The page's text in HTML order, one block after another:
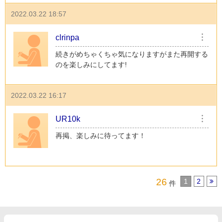
2022.03.22 18:57
clrinpa ︙
続きがめちゃくちゃ気になりますがまた再開する
のを楽しみにしてます!
2022.03.22 16:17
UR10k ︙
再掲、楽しみに待ってます！
26 件 1 2